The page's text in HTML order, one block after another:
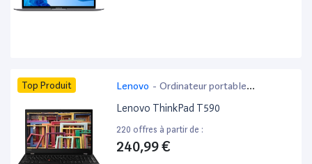
Top Produit Lenovo - Ordinateur portable
bureautique
Lenovo ThinkPad T590
220 offres à partir de :
240,99 €